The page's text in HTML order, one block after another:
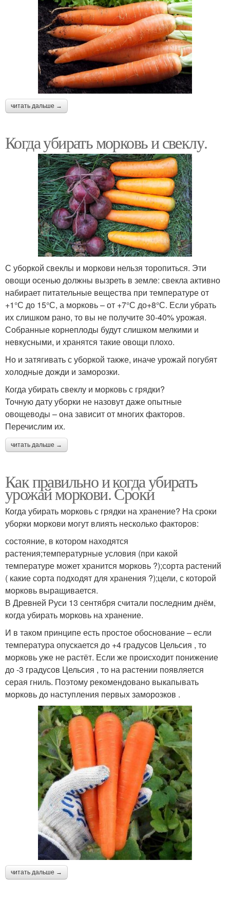
читать дальше →
Когда убирать морковь и свеклу.
С уборкой свеклы и моркови нельзя торопиться. Эти
овощи осенью должны вызреть в земле: свекла активно
набирает питательные вещества при температуре от
+1°С до 15°С, а морковь – от +7°С до+8°С. Если убрать
их слишком рано, то вы не получите 30-40% урожая.
Собранные корнеплоды будут слишком мелкими и
невкусными, и хранятся такие овощи плохо.
Но и затягивать с уборкой также, иначе урожай погубят
холодные дожди и заморозки.
Когда убирать свеклу и морковь с грядки?
Точную дату уборки не назовут даже опытные
овощеводы – она зависит от многих факторов.
Перечислим их.
читать дальше →
Как правильно и когда убирать
урожай моркови. Сроки
Когда убирать морковь с грядки на хранение? На сроки
уборки моркови могут влиять несколько факторов:
состояние, в котором находятся
растения;температурные условия (при какой
температуре может хранится морковь ?);сорта растений
( какие сорта подходят для хранения ?);цели, с которой
морковь выращивается.
В Древней Руси 13 сентября считали последним днём,
когда убирать морковь на хранение.
И в таком принципе есть простое обоснование – если
температура опускается до +4 градусов Цельсия , то
морковь уже не растёт. Если же происходит понижение
до -3 градусов Цельсия , то на растении появляется
серая гниль. Поэтому рекомендовано выкапывать
морковь до наступления первых заморозков .
читать дальше →